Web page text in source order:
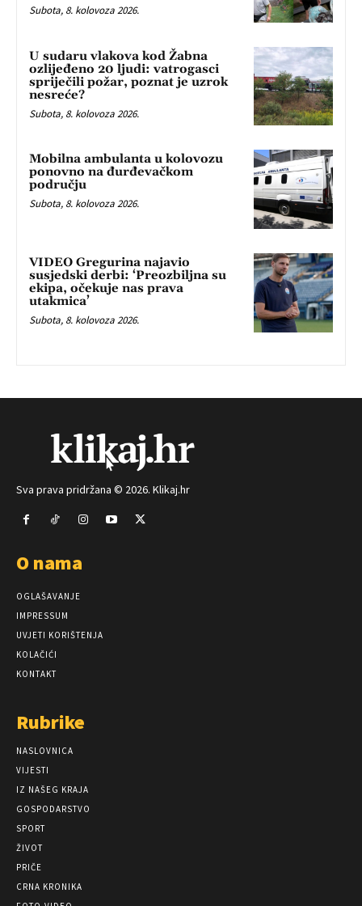
Subota, 8. kolovoza 2026.
U sudaru vlakova kod Žabna
ozlijeđeno 20 ljudi: vatrogasci
spriječili požar, poznat je uzrok
nesreće?
Subota, 8. kolovoza 2026.
Mobilna ambulanta u kolovozu
ponovno na đurđevačkom
području
Subota, 8. kolovoza 2026.
VIDEO Gregurina najavio
susjedski derbi: ‘Preozbiljna su
ekipa, očekuje nas prava
utakmica’
Subota, 8. kolovoza 2026.
Sva prava pridržana © 2026. Klikaj.hr
O nama
OGLAŠAVANJE
IMPRESSUM
UVJETI KORIŠTENJA
KOLAČIĆI
KONTAKT
Rubrike
NASLOVNICA
VIJESTI
IZ NAŠEG KRAJA
GOSPODARSTVO
SPORT
ŽIVOT
PRIČE
CRNA KRONIKA